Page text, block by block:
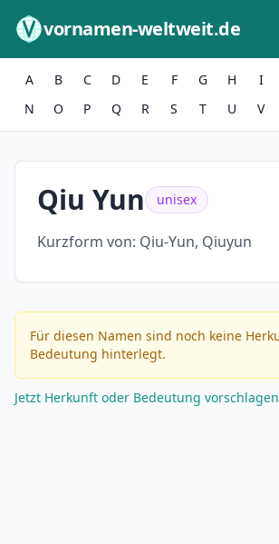
vornamen-weltweit.de
A B C D E F G H I
N
O P Q R S T U V
Qiu Yun unisex
Kurzform von: Qiu-Yun, Qiuyun
Für diesen Namen sind noch keine
Bedeutung hinterlegt.
Jetzt Herkunft oder Bedeutung